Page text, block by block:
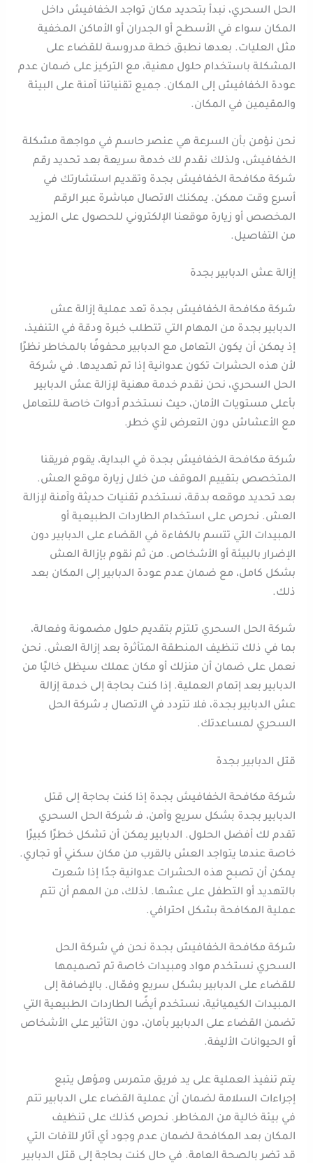
الحل السحري، نبدأ بتحديد مكان تواجد الخفافيش داخل
المكان سواء في الأسطح أو الجدران أو الأماكن المخفية
مثل العليات. بعدها نطبق خطة مدروسة للقضاء على
المشكلة باستخدام حلول مهنية، مع التركيز على ضمان عدم
عودة الخفافيش إلى المكان. جميع تقنياتنا آمنة على البيئة
والمقيمين في المكان.
نحن نؤمن بأن السرعة هي عنصر حاسم في مواجهة مشكلة
الخفافيش، ولذلك نقدم لك خدمة سريعة بعد تحديد رقم
شركة مكافحة الخفافيش بجدة وتقديم استشارتك في
أسرع وقت ممكن. يمكنك الاتصال مباشرة عبر الرقم
المخصص أو زيارة موقعنا الإلكتروني للحصول على المزيد
من التفاصيل.
إزالة عش الدبابير بجدة
شركة مكافحة الخفافيش بجدة تعد عملية إزالة عش
الدبابير بجدة من المهام التي تتطلب خبرة ودقة في التنفيذ،
إذ يمكن أن يكون التعامل مع الدبابير محفوفًا بالمخاطر نظرًا
لأن هذه الحشرات تكون عدوانية إذا تم تهديدها. في شركة
الحل السحري، نحن نقدم خدمة مهنية لإزالة عش الدبابير
بأعلى مستويات الأمان، حيث نستخدم أدوات خاصة للتعامل
مع الأعشاش دون التعرض لأي خطر.
شركة مكافحة الخفافيش بجدة في البداية، يقوم فريقنا
المتخصص بتقييم الموقف من خلال زيارة موقع العش.
بعد تحديد موقعه بدقة، نستخدم تقنيات حديثة وآمنة لإزالة
العش. نحرص على استخدام الطاردات الطبيعية أو
المبيدات التي تتسم بالكفاءة في القضاء على الدبابير دون
الإضرار بالبيئة أو الأشخاص. من ثم نقوم بإزالة العش
بشكل كامل، مع ضمان عدم عودة الدبابير إلى المكان بعد
ذلك.
شركة الحل السحري تلتزم بتقديم حلول مضمونة وفعالة،
بما في ذلك تنظيف المنطقة المتأثرة بعد إزالة العش. نحن
نعمل على ضمان أن منزلك أو مكان عملك سيظل خاليًا من
الدبابير بعد إتمام العملية. إذا كنت بحاجة إلى خدمة إزالة
عش الدبابير بجدة، فلا تتردد في الاتصال بـ شركة الحل
السحري لمساعدتك.
قتل الدبابير بجدة
شركة مكافحة الخفافيش بجدة إذا كنت بحاجة إلى قتل
الدبابير بجدة بشكل سريع وآمن، فـ شركة الحل السحري
تقدم لك أفضل الحلول. الدبابير يمكن أن تشكل خطرًا كبيرًا
خاصة عندما يتواجد العش بالقرب من مكان سكني أو تجاري.
يمكن أن تصبح هذه الحشرات عدوانية جدًا إذا شعرت
بالتهديد أو التطفل على عشها. لذلك، من المهم أن تتم
عملية المكافحة بشكل احترافي.
شركة مكافحة الخفافيش بجدة نحن في شركة الحل
السحري نستخدم مواد ومبيدات خاصة تم تصميمها
للقضاء على الدبابير بشكل سريع وفعّال. بالإضافة إلى
المبيدات الكيميائية، نستخدم أيضًا الطاردات الطبيعية التي
تضمن القضاء على الدبابير بأمان، دون التأثير على الأشخاص
أو الحيوانات الأليفة.
يتم تنفيذ العملية على يد فريق متمرس ومؤهل يتبع
إجراءات السلامة لضمان أن عملية القضاء على الدبابير تتم
في بيئة خالية من المخاطر. نحرص كذلك على تنظيف
المكان بعد المكافحة لضمان عدم وجود أي آثار للآفات التي
قد تضر بالصحة العامة. في حال كنت بحاجة إلى قتل الدبابير